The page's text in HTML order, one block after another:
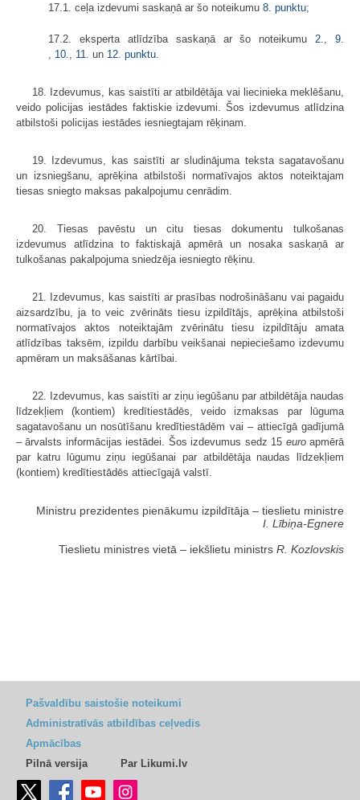
17.1. ceļa izdevumi saskaņā ar šo noteikumu 8. punktu;
17.2. eksperta atlīdzība saskaņā ar šo noteikumu 2. 9.
10. 11. ​​​​​​​un 12. punktu
18. Izdevumus, kas saistīti ar atbildētāja vai liecinieka meklēšanu,
veido policijas iestādes faktiskie izdevumi. Šos izdevumus atlīdzina
atbilstoši policijas iestādes iesniegtajam rēķinam.
19. Izdevumus, kas saistīti ar sludinājuma teksta sagatavošanu
un izsniegšanu, aprēķina atbilstoši normatīvajos aktos noteiktajam
tiesas sniegto maksas pakalpojumu cenrādim.
20. Tiesas pavēstu un citu tiesas dokumentu tulkošanas
izdevumus atlīdzina to faktiskajā apmērā un nosaka saskaņā ar
tulkošanas pakalpojuma sniedzēja iesniegto rēķinu.
21. Izdevumus, kas saistīti ar prasības nodrošināšanu vai pagaidu
aizsardzību, ja to veic zvērināts tiesu izpildītājs, aprēķina atbilstoši
normatīvajos aktos noteiktajām zvērinātu tiesu izpildītāju amata
atlīdzības taksēm, izpildu darbību veikšanai nepieciešamo izdevumu
apmēram un maksāšanas kārtībai.
22. Izdevumus, kas saistīti ar ziņu iegūšanu par atbildētāja naudas
līdzekļiem (kontiem) kredītiestādēs, veido izmaksas par lūguma
sagatavošanu un nosūtīšanu kredītiestādēm vai – attiecīgā gadījumā
– ārvalsts informācijas iestādei. Šos izdevumus sedz 15 euroapmērā
par katru lūgumu ziņu iegūšanai par atbildētāja naudas līdzekļiem
(kontiem) kredītiestādēs attiecīgajā valstī.
Ministru prezidentes pienākumu izpildītāja ‒ tieslietu ministre
I. Lībiņa-Egnere
Tieslietu ministres vietā ‒ iekšlietu ministrs R. Kozlovskis
Pašvaldību saistošie noteikumi
Administratīvās atbildības ceļvedis
Apmācības
Pilnā versija
Par Likumi.lv